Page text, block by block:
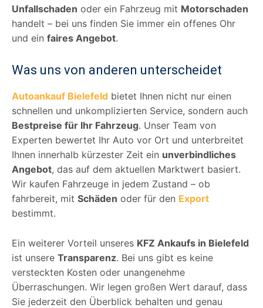
Unfallschaden oder ein Fahrzeug mit Motorschaden
handelt – bei uns finden Sie immer ein offenes Ohr
und ein faires Angebot.
Was uns von anderen unterscheidet
Autoankauf Bielefeld bietet Ihnen nicht nur einen
schnellen und unkomplizierten Service, sondern auch
Bestpreise für Ihr Fahrzeug. Unser Team von
Experten bewertet Ihr Auto vor Ort und unterbreitet
Ihnen innerhalb kürzester Zeit ein unverbindliches
Angebot, das auf dem aktuellen Marktwert basiert.
Wir kaufen Fahrzeuge in jedem Zustand – ob
fahrbereit, mit Schäden oder für den Export
bestimmt.
Ein weiterer Vorteil unseres KFZ Ankaufs in Bielefeld
ist unsere Transparenz. Bei uns gibt es keine
versteckten Kosten oder unangenehme
Überraschungen. Wir legen großen Wert darauf, dass
Sie jederzeit den Überblick behalten und genau